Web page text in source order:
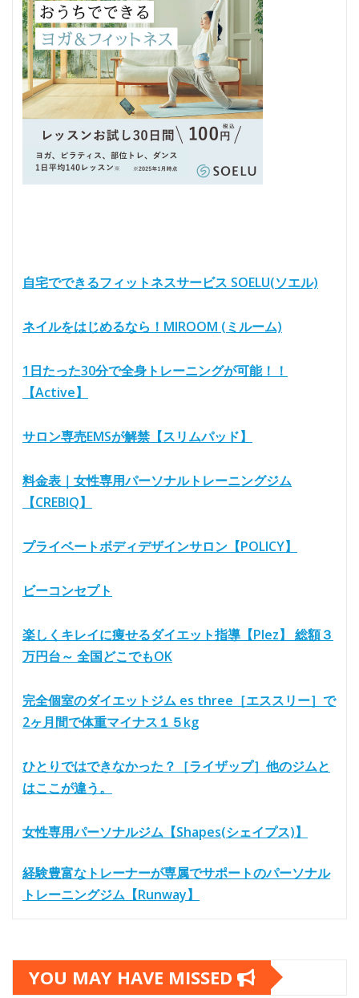
自宅でできるフィットネスサービス SOELU(ソエル)
ネイルをはじめるなら！MIROOM (ミルーム)
1日たった30分で全身トレーニングが可能！！
【Active】
サロン専売EMSが解禁【スリムパッド】
料金表｜女性専用パーソナルトレーニングジム
【CREBIQ】
プライベートボディデザインサロン【POLICY】
ビーコンセプト
楽しくキレイに痩せるダイエット指導【Plez】 総額３
万円台～ 全国どこでもOK
完全個室のダイエットジム es three［エススリー］で
2ヶ月間で体重マイナス１５kg
ひとりではできなかった？［ライザップ］他のジムと
はここが違う。
女性専用パーソナルジム【Shapes(シェイプス)】
経験豊富なトレーナーが専属でサポートのパーソナル
トレーニングジム【Runway】
YOU MAY HAVE MISSED